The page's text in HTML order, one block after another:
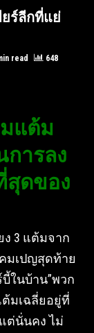
ยร์ลีกที่แย่
read 648
แต้ม
ารลง
สุดของ
ง 3 แต้มจาก
มเปญสุดท้าย
ในบ้าน”พวก
มเฉลี่ยอยู่ที่
ต่นั่นคง ไม่